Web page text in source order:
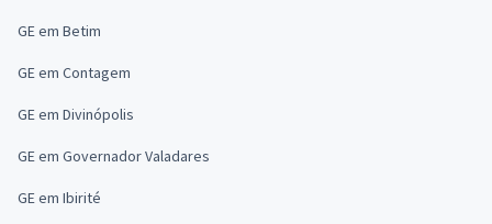
GE em Betim
GE em Contagem
GE em Divinópolis
GE em Governador Valadares
GE em Ibirité